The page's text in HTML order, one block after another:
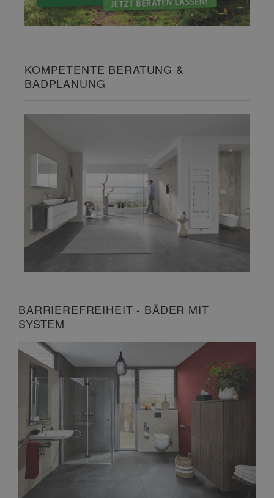
KOMPETENTE BERATUNG &
BADPLANUNG
BARRIEREFREIHEIT - BÄDER MIT
SYSTEM